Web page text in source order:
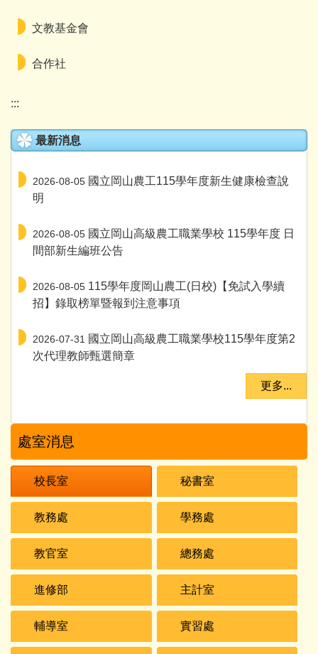
文教基金會
合作社
:::
最新消息
2026-08-05 國立岡山農工115學年度新生健康檢查說
明
2026-08-05 國立岡山高級農工職業學校 115學年度 日
間部新生編班公告
2026-08-05 115學年度岡山農工(日校)【免試入學續
招】錄取榜單暨報到注意事項
2026-07-31 國立岡山高級農工職業學校115學年度第2
次代理教師甄選簡章
更多...
處室消息
校長室 秘書室
教務處 學務處
教官室 總務處
進修部 主計室
輔導室 實習處